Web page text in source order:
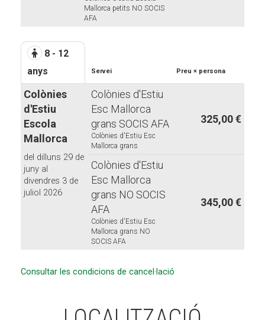
Mallorca petits NO SOCIS
AFA
8 - 12
anys
Servei Preu × persona
Colònies
d'Estiu
Escola
Mallorca
del dilluns 29 de
juny al
divendres 3 de
juliol 2026
Colònies d'Estiu
Esc Mallorca
grans SOCIS AFA
Colònies d'Estiu Esc
Mallorca grans
325,00 €
Colònies d'Estiu
Esc Mallorca
grans NO SOCIS
AFA
Colònies d'Estiu Esc
Mallorca grans NO
SOCIS AFA
345,00 €
Consultar les condicions de cancel·lació